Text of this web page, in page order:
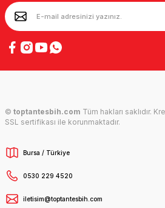
© toptantesbih.com Tüm hakları saklıdır.
SSL sertifikası ile korunmaktadır.
Bursa / Türkiye
0530 229 4520
iletisim@toptantesbih.com